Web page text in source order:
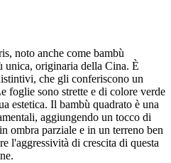
noto anche come bambù
unica, originaria della Cina. È
che gli conferiscono un
foglie sono strette e di colore verde
estetica. Il bambù quadrato è una
aggiungendo un tocco di
ombra parziale e in un terreno ben
l'aggressività di crescita di questa